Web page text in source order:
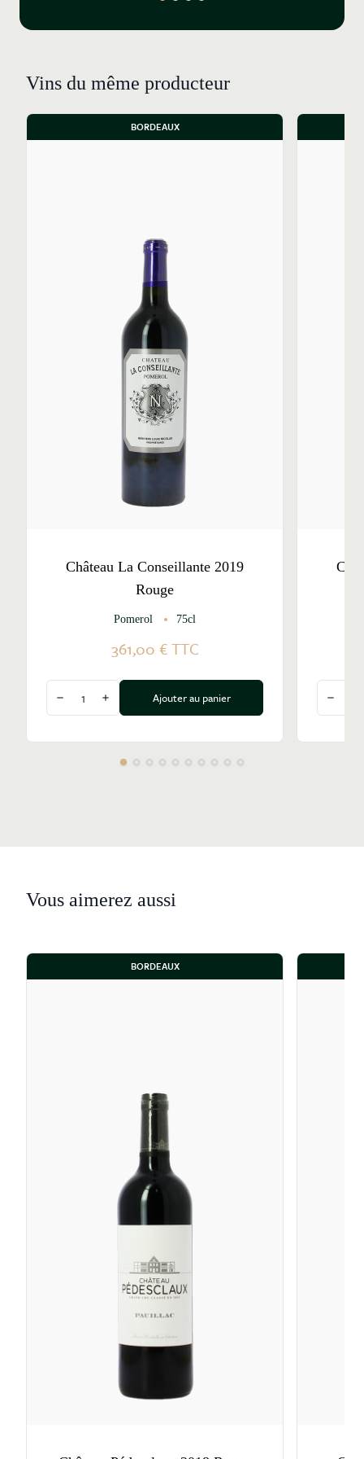
Vins du même producteur
BORDEAUX
Château La Conseillante 2019
Rouge
Pomerol 75cl
361,00 €TTC
Quantité
Diminuer la quantité
Augmenter la quantité
Ajouter au panier
Quantité
Vous aimerez aussi
BORDEAUX